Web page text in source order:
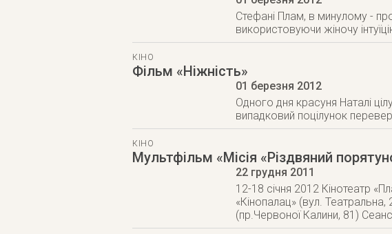
Стефані Плам, в минулому -
використовуючи жіночу
КІНО
Фільм «Ніжність»
01 березня 2012
Одного дня красуня Наталі
випадковий поцілунок
КІНО
Мультфільм «Місія «Різдвяний
22 грудня 2011
12-18 січня 2012 Кінотеатр
«Кінопалац» (вул.
(пр.Червоної Калини, 81)